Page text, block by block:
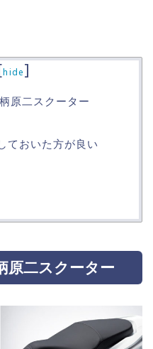
hide]
原二スクーター
ておいた方が良い
原二スクーター